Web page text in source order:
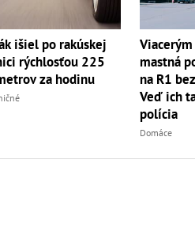
išiel po rakúskej
rýchlosťou 225
za hodinu
mastná
na R1
Veď ich
polícia
Domáce